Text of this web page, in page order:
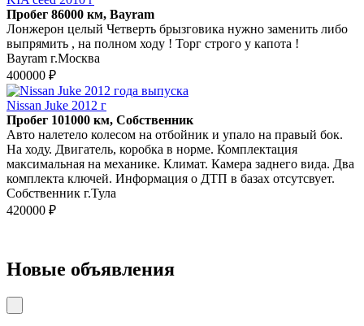
Пробег 86000 км, Bayram
Лонжерон целый Четверть брызговика нужно заменить либо
выпрямить , на полном ходу ! Торг строго у капота !
Bayram г.Москва
400000 ₽
Nissan Juke 2012 г
Пробег 101000 км, Собственник
Авто налетело колесом на отбойник и упало на правый бок.
На ходу. Двигатель, коробка в норме. Комплектация
максимальная на механике. Климат. Камера заднего вида. Два
комплекта ключей. Информация о ДТП в базах отсутсвует.
Собственник г.Тула
420000 ₽
Новые объявления